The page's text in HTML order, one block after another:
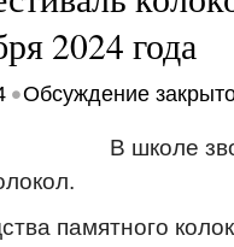
2024 года
•Обсуждение
В школе
памятного